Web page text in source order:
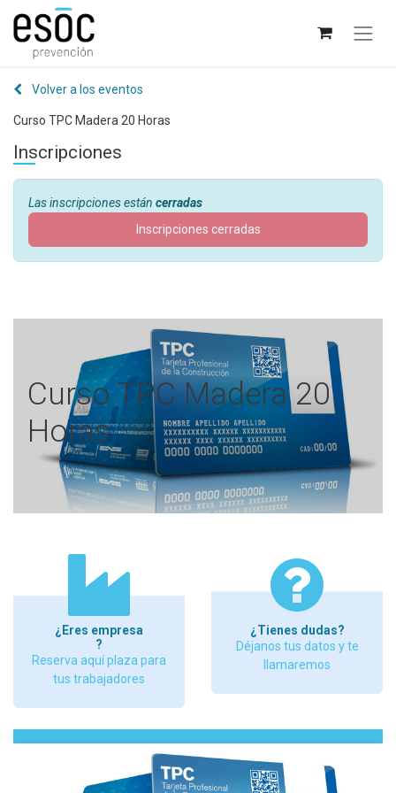
Volver a los eventos
Curso TPC Madera 20 Horas
Inscripciones
Las inscripciones están cerradas
Inscripciones cerradas
Curso TPC Madera 20
Horas
¿Eres empresa
?
Reserva aquí plaza para
tus trabajadores
¿Tienes dudas?
Déjanos tus datos y te
llamaremos